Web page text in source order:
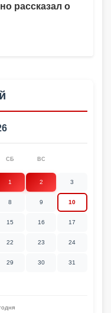
рассказал о
СБ ВС
1 2 3
8 9 10
15 16 17
22 23 24
29 30 31